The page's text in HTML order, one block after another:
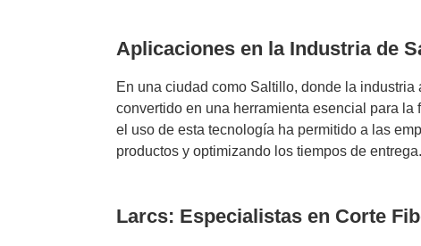
Aplicaciones en la Industria de
En una ciudad como Saltillo, donde la
convertido en una herramienta esencial para
el uso de esta tecnología ha permitido a las
productos y optimizando los tiempos de entrega.
Larcs: Especialistas en Corte